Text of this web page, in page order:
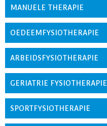
MANUELE THERAPIE
OEDEEMFYSIOTHERAPIE
ARBEIDSFYSIOTHERAPIE
GERIATRIE FYSIOTHERAPIE
SPORTFYSIOTHERAPIE